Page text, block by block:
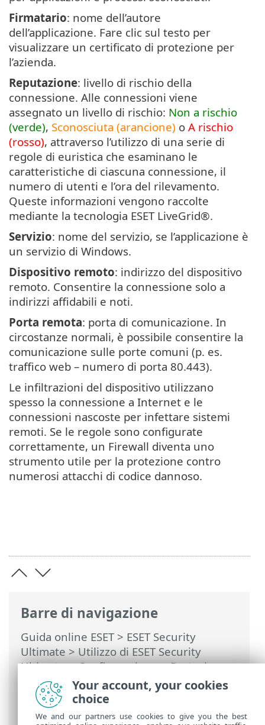
Barre di navigazione
Guida online ESET> ESET Security
Ultimate > Utilizzo di ESET Security
Ultimate>Configurazione>Protezione
rete> Finestre di dialogo: protezione di
rete > Stabilire la connessione -
rilevamento
Firmatario: nome dell’autore
dell’applicazione. Fare clic sul testo per
visualizzare un certificato di protezione per
l’azienda.
Reputazione: livello di rischio della
connessione. Alle connessioni viene
assegnato un livello di rischio: Non a rischio
(verde), Sconosciuta (arancione) o A rischio
(rosso), attraverso l’utilizzo di una serie di
regole di euristica che esaminano le
caratteristiche di ciascuna connessione, il
numero di utenti e l’ora del rilevamento.
Queste informazioni vengono raccolte
mediante la tecnologia ESET LiveGrid®.
Servizio: nome del servizio, se l’applicazione è
un servizio di Windows.
Dispositivo remoto: indirizzo del dispositivo
remoto. Consentire la connessione solo a
indirizzi affidabili e noti.
Porta remota: porta di comunicazione. In
circostanze normali, è possibile consentire la
comunicazione sulle porte comuni (p. es.
traffico web – numero di porta 80.443).
Le infiltrazioni del dispositivo utilizzano
spesso la connessione a Internet e le
connessioni nascoste per infettare sistemi
remoti. Se le regole sono configurate
correttamente, un Firewall diventa uno
strumento utile per la protezione contro
numerosi attacchi di codice dannoso.
Your account, your cookies
choice
We and our partners use cookies to give you the best